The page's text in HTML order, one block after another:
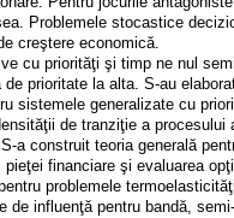
Problemele stocastice
creştere economică.
cu priorităţi şi timp ne nul
prioritate la alta. S-au
sistemele generalizate cu
de tranziţie a procesului
a construit teoria generală
financiare şi evaluarea
problemele
de influenţă pentru bandă,